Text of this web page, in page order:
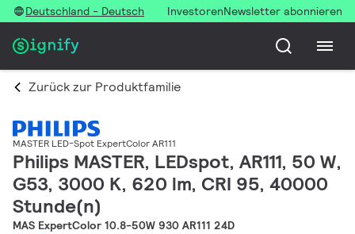
Deutschland - Deutsch InvestorenNewsletter abonnieren
Zurück zur Produktfamilie
MASTER LED-Spot ExpertColor AR111
Philips MASTER, LEDspot, AR111, 50 W,
G53, 3000 K, 620 lm, CRI 95, 40000
Stunde(n)
MAS ExpertColor 10.8-50W 930 AR111 24D